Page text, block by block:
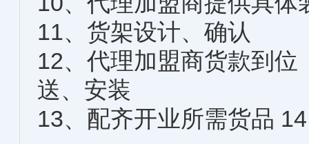
11、货架设计、确认
12、代理加盟商货款到
送、安装
13、配齐开业所需货品